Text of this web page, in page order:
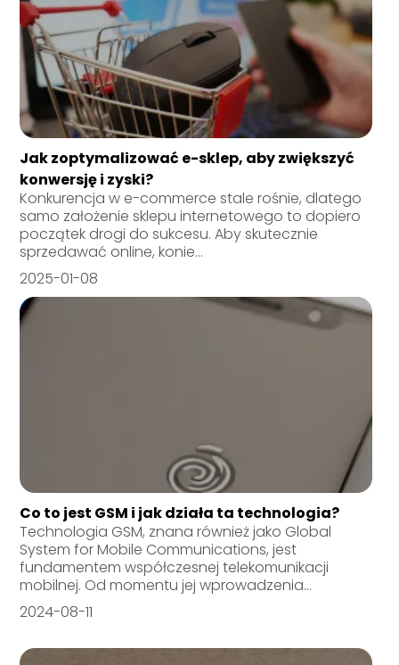
Jak zoptymalizować e-sklep, aby zwiększyć
konwersję i zyski?
Konkurencja w e-commerce stale rośnie, dlatego
samo założenie sklepu internetowego to dopiero
początek drogi do sukcesu. Aby skutecznie
sprzedawać online, konie...
2025-01-08
Co to jest GSM i jak działa ta technologia?
Technologia GSM, znana również jako Global
System for Mobile Communications, jest
fundamentem współczesnej telekomunikacji
mobilnej. Od momentu jej wprowadzenia...
2024-08-11